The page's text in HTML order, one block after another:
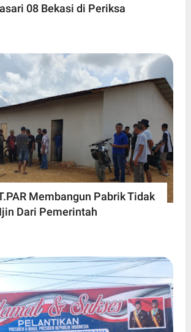
08 Bekasi di Periksa
Membangun Pabrik Tidak
Dari Pemerintah